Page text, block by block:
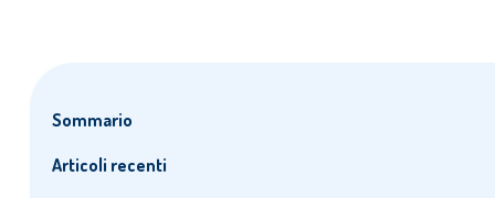
Sommario
Articoli recenti